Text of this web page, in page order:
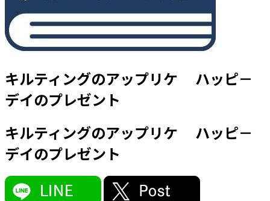
キルティングのアップリケ ハッピ－
デイのプレゼント
キルティングのアップリケ ハッピ－
デイのプレゼント